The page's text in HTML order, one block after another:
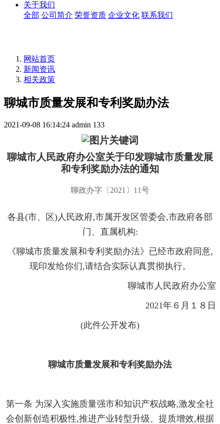
关于我们
全部 公司简介 荣誉资质 企业文化 联系我们
网站首页
新闻资讯
相关政策
聊城市质量发展和专利奖励办法
2021-09-08 16:14:24 admin 133
聊城市人民政府办公室关于印发聊城市质量发展
和专利奖励办法的通知
聊政办字〔2021〕11号
各县(市、区)人民政府,市属开发区管委会,市政府各部
门、直属机构:
《聊城市质量发展和专利奖励办法》已经市政府同意,
现印发给你们,请结合实际认真贯彻执行。
聊城市人民政府办公室
2021年６月１８日
(此件公开发布)
聊城市质量发展和专利奖励办法
第一条 为深入实施质量强市和知识产权战略,激发全社
会创新创造积极性,推进产业转型升级、提质增效,根据